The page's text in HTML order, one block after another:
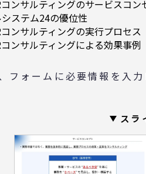
ンサルティングのサービスコン
ステム24の優位性
ンサルティングの実行プロセス
ンサルティングによる効果事例
フォームに必要情報を入
スラ